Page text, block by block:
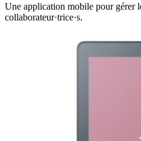
Une application mobile pour gérer
collaborateur·trice·s.